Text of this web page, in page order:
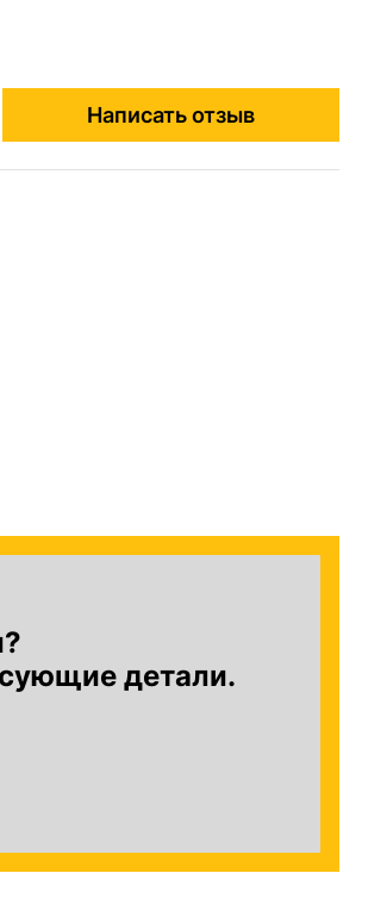
Написать отзыв
детали.